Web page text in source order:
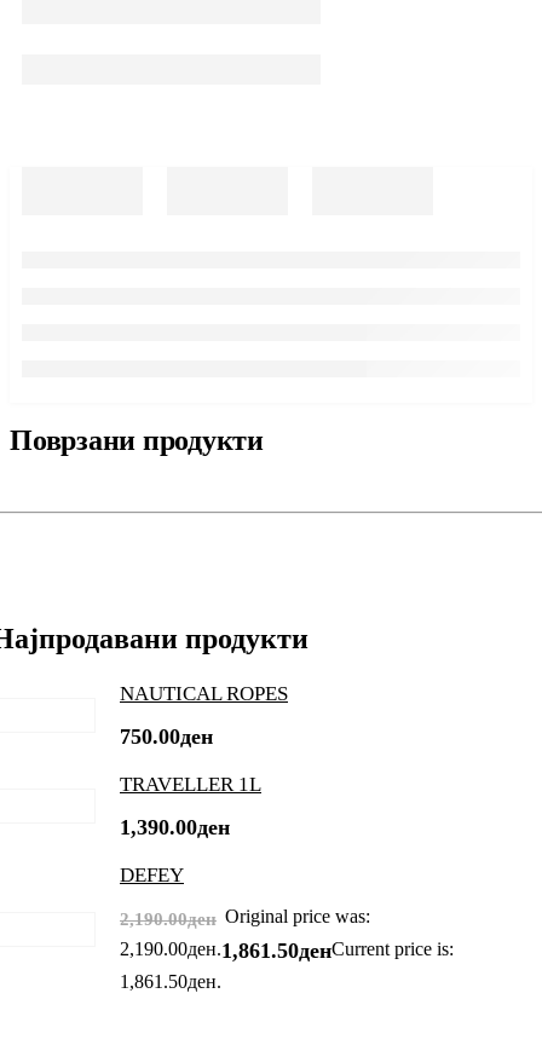
Поврзани продукти
продукти
NAUTICAL ROPES
750.00ден
TRAVELLER 1L
1,390.00ден
DEFEY
2,190.00ден Original price was:
2,190.00ден.1,861.50денCurrent price is:
1,861.50ден.